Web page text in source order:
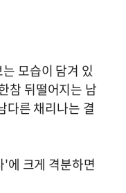
모습이 담겨 있
참 뒤떨어지는 남
다른 채리나는 결
에 크게 격분하면